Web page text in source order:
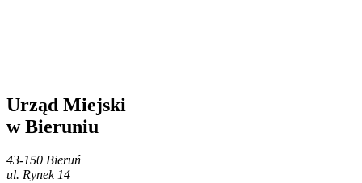
Urząd Miejski
w Bieruniu
43-150 Bieruń
ul. Rynek 14